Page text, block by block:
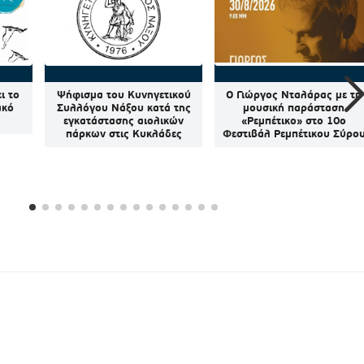
το
Ψήφισμα του Κυνηγετικού
Συλλόγου Νάξου κατά της
εγκατάστασης αιολικών
πάρκων στις Κυκλάδες
Ο Γιώργος Νταλάρας με τη
μουσική παράσταση
«Ρεμπέτικο» στο 10ο
Φεστιβάλ Ρεμπέτικου